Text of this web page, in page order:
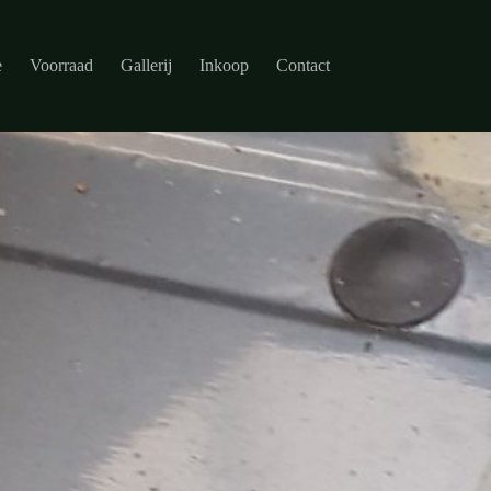
Voorraad Gallerij Inkoop Contact